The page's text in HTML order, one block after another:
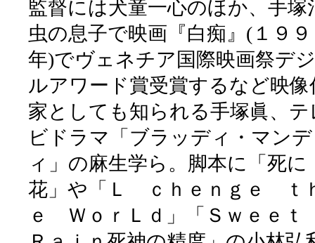
監督には犬童一心のほか、手塚
虫の息子で映画『白痴』(１９
年)でヴェネチア国際映画祭デ
ルアワード賞受賞するなど映像
家としても知られる手塚眞、テ
ビドラマ「ブラッディ・マンデ
ィ」の麻生学ら。脚本に「死に
花」や「Ｌ ｃｈｅｎｇｅ ｔ
ｅ ＷｏｒＬｄ」「Ｓｗｅｅ